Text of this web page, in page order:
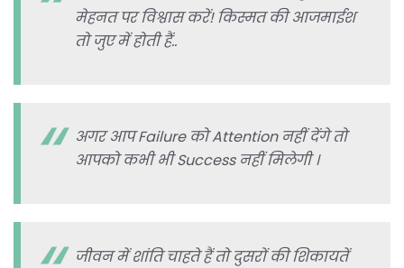
मेहनत पर विश्वास करें! किस्मत की आजमाईश
तो जुए में होती हैं..
अगर आप Failure को Attention नहीं देंगे तो
आपको कभी भी Success नहीं मिलेगी ।
जीवन में शांति चाहते हैं तो दुसरों की शिकायतें